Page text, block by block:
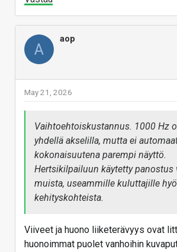
A
aop
May 21, 2026
Vaihtoehtoiskustannus. 1000 Hz
yhdellä akselilla, mutta ei
kokonaisuutena parempi näyttö.
Hertsikilpailuun käytetty panostus
muista, useammille kuluttajille
kehityskohteista.
Viiveet ja huono liiketerävyys ovat
huonoimmat puolet vanhoihin